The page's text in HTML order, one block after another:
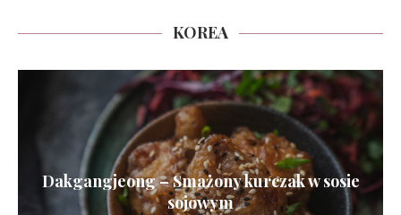
KOREA
Dakgangjeong – Smażony kurczak w sosie
sojowym